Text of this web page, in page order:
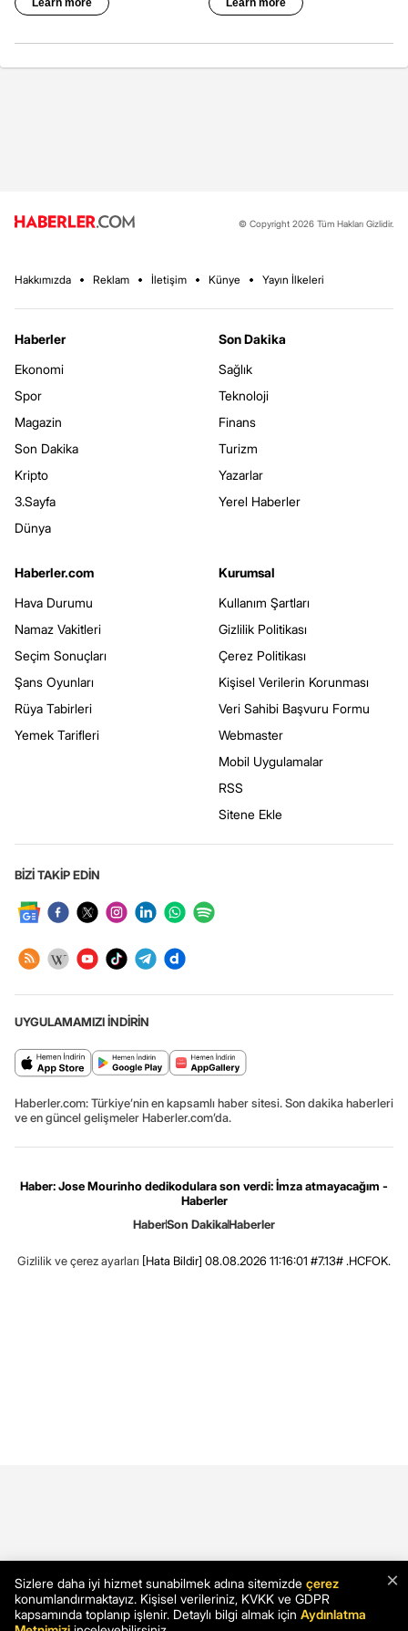
© Copyright 2026 Tüm Hakları Gizlidir.
Hakkımızda Reklam İletişim Künye Yayın İlkeleri
Haberler
Ekonomi
Spor
Magazin
Son Dakika
Kripto
3.Sayfa
Dünya
Son Dakika
Sağlık
Teknoloji
Finans
Turizm
Yazarlar
Yerel Haberler
Haberler.com
Hava Durumu
Namaz Vakitleri
Seçim Sonuçları
Şans Oyunları
Rüya Tabirleri
Yemek Tarifleri
Kurumsal
Kullanım Şartları
Gizlilik Politikası
Çerez Politikası
Kişisel Verilerin Korunması
Veri Sahibi Başvuru Formu
Webmaster
Mobil Uygulamalar
RSS
Sitene Ekle
BİZİ TAKİP EDİN
UYGULAMAMIZI İNDİRİN
Haberler.com: Türkiye’nin en kapsamlı haber sitesi. Son dakika haberleri
ve en güncel gelişmeler Haberler.com’da.
Haber: Jose Mourinho dedikodulara son verdi: İmza atmayacağım -
Haberler
HaberSon DakikaHaberler
Gizlilik ve çerez ayarları [Hata Bildir] 08.08.2026 11:16:01 #7.13# .HCFOK.
×
Sizlere daha iyi hizmet sunabilmek adına sitemizde çerez
konumlandırmaktayız. Kişisel verileriniz, KVKK ve GDPR
kapsamında toplanıp işlenir. Detaylı bilgi almak için Aydınlatma